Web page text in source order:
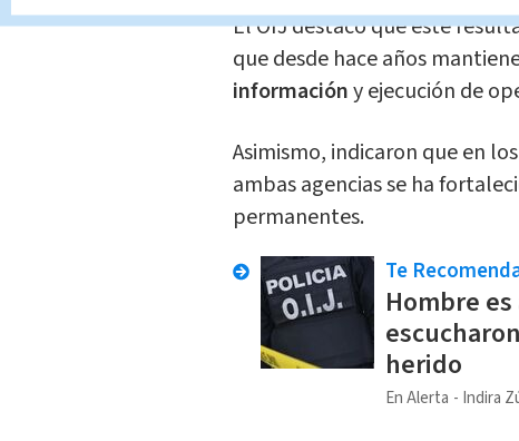
El OIJ destacó que este
que desde hace años
informacióny ejecución de
Asimismo, indicaron que en
ambas agencias se ha
permanentes.
Te
Hombre
herido
En Alerta Indira